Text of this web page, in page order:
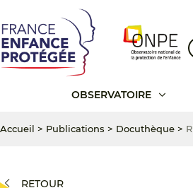
au
contenu
principal
au
menu
principal
au
pied
de
page
OBSERVATOIRE
Accueil > Publications > Docuthèque >
RETOUR